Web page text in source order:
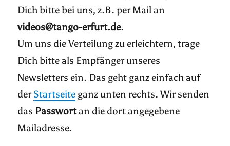
Dich bitte bei uns, z.B. per Mail an
videos@tango-erfurt.de.
Um uns die Verteilung zu erleichtern, trage
Dich bitte als Empfänger unseres
Newsletters ein. Das geht ganz einfach auf
derStartseite ganz unten rechts. Wir senden
das Passwortan die dort angegebene
Mailadresse.